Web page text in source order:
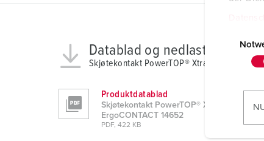
Datablad og nedlastinger
Skjøtekontakt PowerTOP® Xtra R med
Produktdatablad
Skjøtekontakt PowerTOP® Xtra R med
ErgoCONTACT 14652
PDF, 422 KB